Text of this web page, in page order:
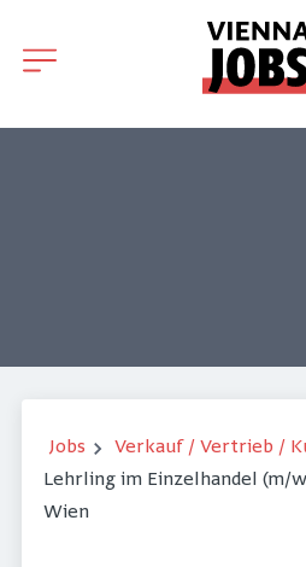
Jobs
Verkauf / Vertrieb /
Lehrling im Einzelhandel (m/
Wien